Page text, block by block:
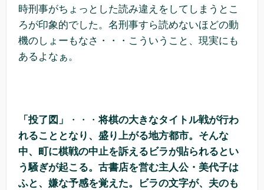
時刑事がちょっとした読み違えをしてしまうとこ
ろが印象的でした。名刑事すら読めないほどの動
機のしょーもなさ・・・こういうこと、現実にも
あるよなぁ。
「投了図」 ・・・将棋の大きなタイトル戦が行わ
れることとなり、盛り上がる地方都市。そんな
中、町に棋戦の中止を訴えるビラが貼られるとい
う騒ぎが起こる。古書店を営む主人公・美代子は
ふと、嫌な予感を覚えた。ビラの文字が、夫のも